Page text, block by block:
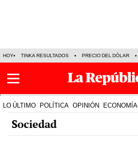
HOY TINKA RESULTADOS PRECIO DEL DÓLAR
LO ÚLTIMO POLÍTICA OPINIÓN ECONOMÍA
Sociedad